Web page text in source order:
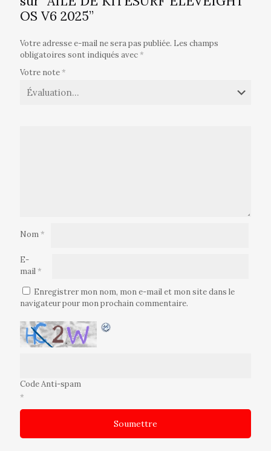
OS V6 2025”
Votre adresse e-mail ne sera pas publiée. Les champs
obligatoires sont indiqués avec *
Votre note *
Nom *
E-
mail *
Enregistrer mon nom, mon e-mail et mon site dans le
navigateur pour mon prochain commentaire.
Code Anti-spam
*